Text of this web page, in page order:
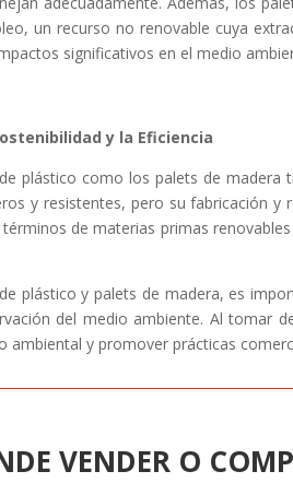
un recurso no renovable cuya
significativos en el medio
y la Eficiencia
plástico como los palets de
y resistentes, pero su fabricación
de materias primas
plástico y palets de madera, es
del medio ambiente. Al tomar
ambiental y promover prácticas
VENDER O